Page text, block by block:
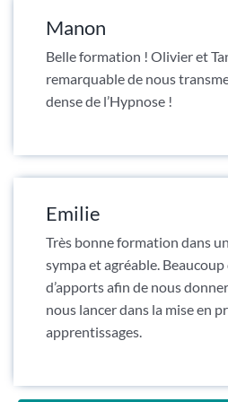
Manon
Belle formation ! Olivier et
remarquable de nous
dense de l’Hypnose !
Emilie
Très bonne formation dans
sympa et agréable.
d’apports afin de nous
nous lancer dans la mise en
apprentissages.